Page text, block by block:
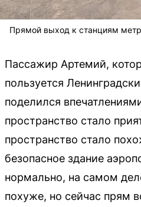
Прямой выход к станциям
Пассажир Артемий,
пользуется
поделился
пространство стало
пространство стало
безопасное здание
нормально, на самом
похуже, но сейчас прям